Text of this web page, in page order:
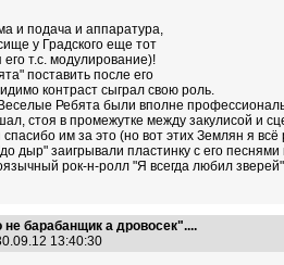
и подача и аппаратура,
у Градского еще тот
т.с. модулирование)!
поставить после его
контраст сыграл свою роль.
Ребята были вполне
стоя в промежутке между закулисой и
им за это (но вот этих Землян я
дыр" заигрывали пластинку с его
рок-н-ролл "Я всегда любил
барабанщик а дровосек"....
13:40:30